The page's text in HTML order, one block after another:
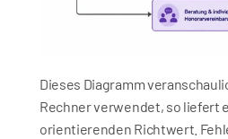
Dieses Diagramm
Rechner verwendet, so liefert
orientierenden Richtwert.